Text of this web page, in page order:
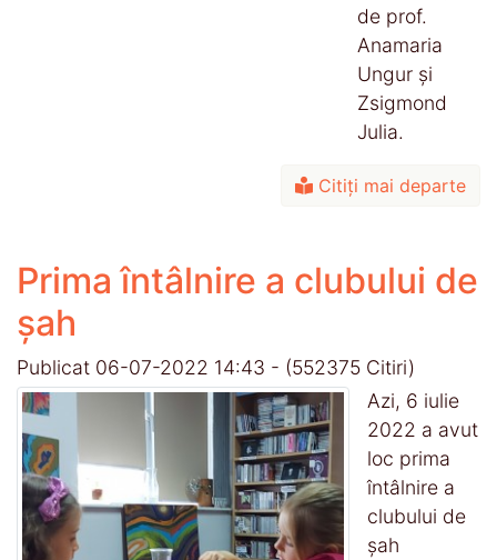
de prof.
Anamaria
Ungur și
Zsigmond
Julia.
Citiți mai departe
Prima întâlnire a clubului de
șah
Publicat 06-07-2022 14:43 - (552375 Citiri)
Azi, 6 iulie
2022 a avut
loc prima
întâlnire a
clubului de
șah